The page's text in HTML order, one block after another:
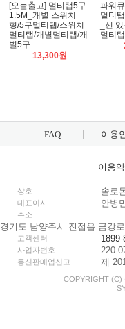
[오늘출고] 멀티탭5구
1.5M_개별 스위치
형/5구멀티탭/스위치
멀티탭/개별멀티탭/개
별5구
13,300원
파워
멀티
_선
멀티탭
FAQ 이용
이용
상호 솔로
대표이사 안병
주소
경기도 남양주시 진접읍 금강
고객센터
사업자번호 220-
통신판매업신고 제
COPYRIGHT (C)